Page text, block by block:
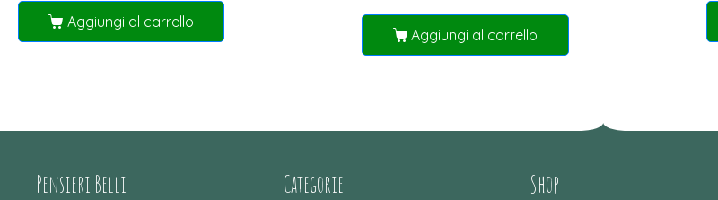
Aggiungi al carrello
Aggiungi al carrello
Pensieri Belli Categorie Shop